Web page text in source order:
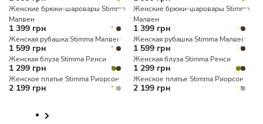
Женские брюки-шаровары Stimma
Малвен
1 399 грн
Женские брюки-шаровары Stimma
Малвен
1 399 грн
Женская рубашка Stimma Малвен
1 599 грн
Женская рубашка Stimma Малвен
1 599 грн
Женская блуза Stimma Ренси
1 299 грн
Женская блуза Stimma Ренси
1 299 грн
Женское платье Stimma Риорсон
2 199 грн
Женское платье Stimma Риорсон
2 199 грн